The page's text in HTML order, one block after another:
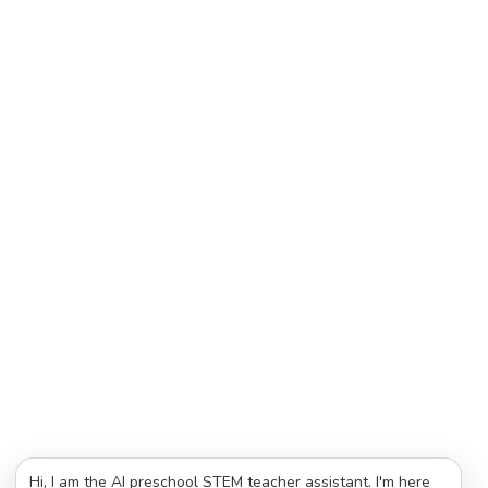
Hi, I am the AI preschool STEM teacher assistant. I'm here